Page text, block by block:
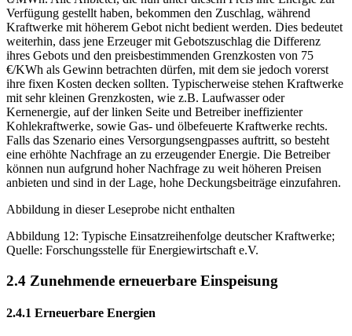
Verfügung gestellt haben, bekommen den Zuschlag, während
Kraftwerke mit höherem Gebot nicht bedient werden. Dies bedeutet
weiterhin, dass jene Erzeuger mit Gebotszuschlag die Differenz
ihres Gebots und den preisbestimmenden Grenzkosten von 75
€/KWh als Gewinn betrachten dürfen, mit dem sie jedoch vorerst
ihre fixen Kosten decken sollten. Typischerweise stehen Kraftwerke
mit sehr kleinen Grenzkosten, wie z.B. Laufwasser oder
Kernenergie, auf der linken Seite und Betreiber ineffizienter
Kohlekraftwerke, sowie Gas- und ölbefeuerte Kraftwerke rechts.
Falls das Szenario eines Versorgungsengpasses auftritt, so besteht
eine erhöhte Nachfrage an zu erzeugender Energie. Die Betreiber
können nun aufgrund hoher Nachfrage zu weit höheren Preisen
anbieten und sind in der Lage, hohe Deckungsbeiträge einzufahren.
Abbildung in dieser Leseprobe nicht enthalten
Abbildung 12: Typische Einsatzreihenfolge deutscher Kraftwerke;
Quelle: Forschungsstelle für Energiewirtschaft e.V.
2.4 Zunehmende erneuerbare Einspeisung
2.4.1 Erneuerbare Energien